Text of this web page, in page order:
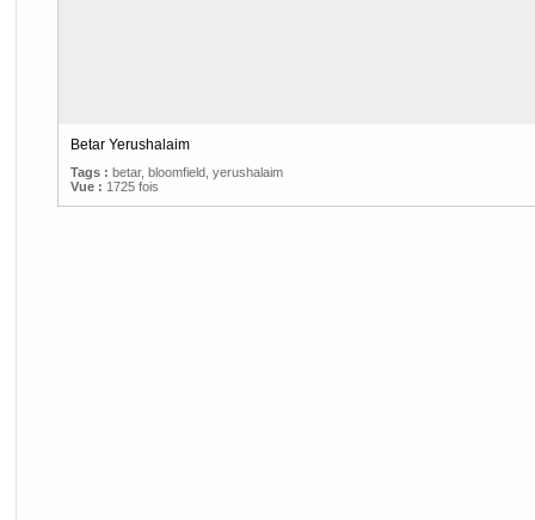
Betar Yerushalaim
Tags : betar, bloomfield, yerushalaim
Vue : 1725 fois